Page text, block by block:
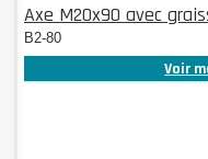
Axe M20x90 avec
B2-80
Voir